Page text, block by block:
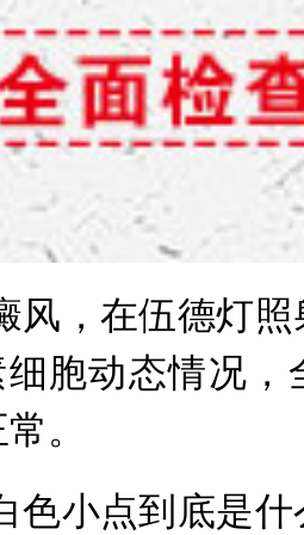
，在伍德灯照
胞动态情况，
。
小点到底是什